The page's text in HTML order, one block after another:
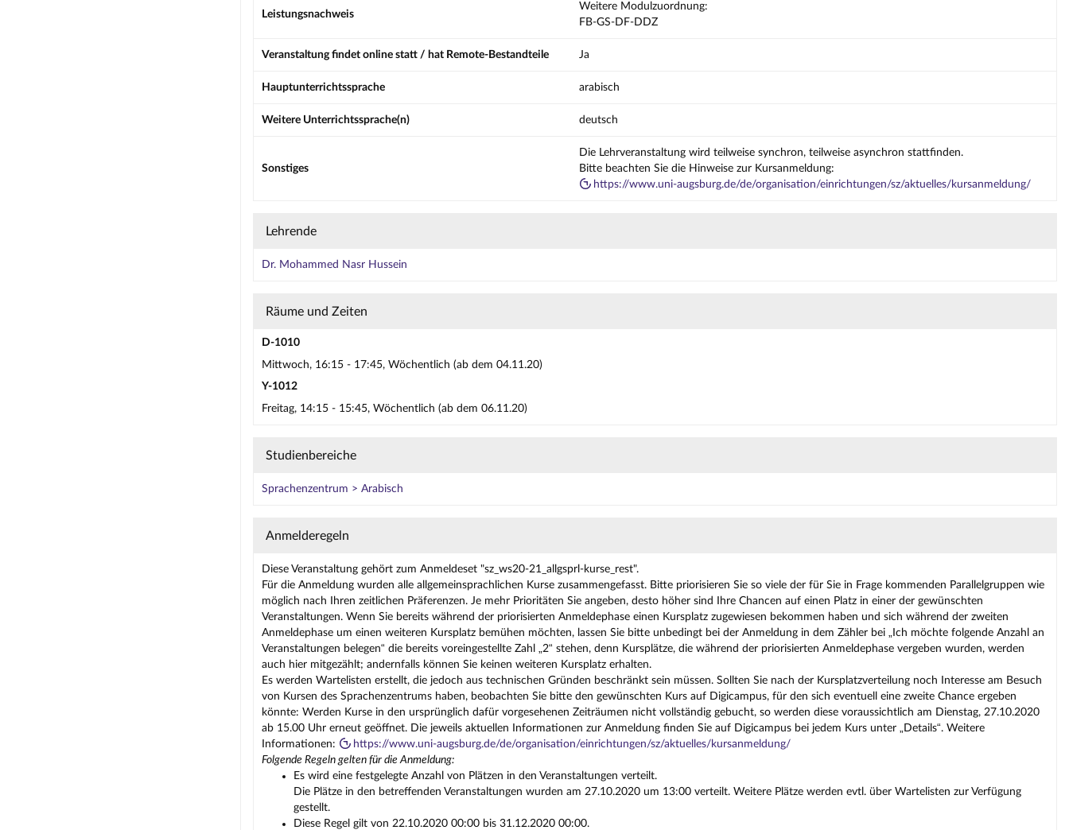
Leistungsnachweis
Weitere Modulzuordnung:
FB-GS-DF-DDZ
Veranstaltung findet online statt / hat Remote-Bestandteile Ja
Hauptunterrichtssprache arabisch
Weitere Unterrichtssprache(n) deutsch
Sonstiges
Die Lehrveranstaltung wird teilweise synchron, teilweise asynchron stattfinden.
Bitte beachten Sie die Hinweise zur Kursanmeldung:
https://www.uni-augsburg.de/de/organisation/einrichtungen/sz/aktuelles/kursanmeldung/
Lehrende
Dr. Mohammed Nasr Hussein
Räume und Zeiten
D-1010
Mittwoch, 16:15 - 17:45, Wöchentlich (ab dem 04.11.20)
Y-1012
Freitag, 14:15 - 15:45, Wöchentlich (ab dem 06.11.20)
Studienbereiche
Sprachenzentrum > Arabisch
Anmelderegeln
Diese Veranstaltung gehört zum Anmeldeset "sz_ws20-21_allgsprl-kurse_rest".
Für die Anmeldung wurden alle allgemeinsprachlichen Kurse zusammengefasst. Bitte priorisieren Sie so viele der für Sie in Frage kommenden Parallelgruppen wie
möglich nach Ihren zeitlichen Präferenzen. Je mehr Prioritäten Sie angeben, desto höher sind Ihre Chancen auf einen Platz in einer der gewünschten
Veranstaltungen. Wenn Sie bereits während der priorisierten Anmeldephase einen Kursplatz zugewiesen bekommen haben und sich während der zweiten
Anmeldephase um einen weiteren Kursplatz bemühen möchten, lassen Sie bitte unbedingt bei der Anmeldung in dem Zähler bei „Ich möchte folgende Anzahl an
Veranstaltungen belegen“ die bereits voreingestellte Zahl „2“ stehen, denn Kursplätze, die während der priorisierten Anmeldephase vergeben wurden, werden
auch hier mitgezählt; andernfalls können Sie keinen weiteren Kursplatz erhalten.
Es werden Wartelisten erstellt, die jedoch aus technischen Gründen beschränkt sein müssen. Sollten Sie nach der Kursplatzverteilung noch Interesse am Besuch
von Kursen des Sprachenzentrums haben, beobachten Sie bitte den gewünschten Kurs auf Digicampus, für den sich eventuell eine zweite Chance ergeben
könnte: Werden Kurse in den ursprünglich dafür vorgesehenen Zeiträumen nicht vollständig gebucht, so werden diese voraussichtlich am Dienstag, 27.10.2020
ab 15.00 Uhr erneut geöffnet. Die jeweils aktuellen Informationen zur Anmeldung finden Sie auf Digicampus bei jedem Kurs unter „Details“. Weitere
Informationen:
https://www.uni-augsburg.de/de/organisation/einrichtungen/sz/aktuelles/kursanmeldung/
Folgende Regeln gelten für die Anmeldung:
Es wird eine festgelegte Anzahl von Plätzen in den Veranstaltungen verteilt.
Die Plätze in den betreffenden Veranstaltungen wurden am 27.10.2020 um 13:00 verteilt. Weitere Plätze werden evtl. über Wartelisten zur Verfügung
gestellt.
Diese Regel gilt von 22.10.2020 00:00 bis 31.12.2020 00:00.